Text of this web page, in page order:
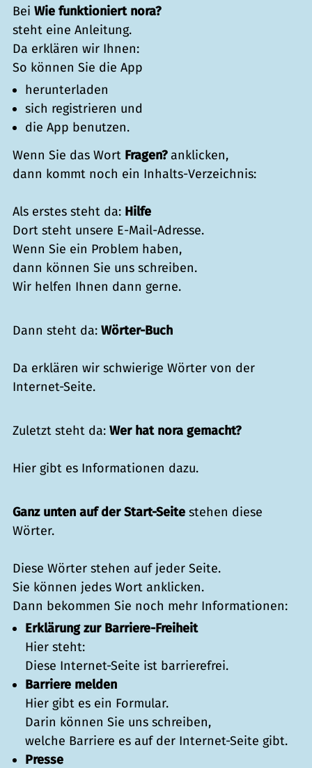
Bei Wie funktioniert nora?
steht eine Anleitung.
Da erklären wir Ihnen:
So können Sie die App
herunterladen
sich registrieren und
die App benutzen.
Wenn Sie das Wort Fragen?anklicken,
dann kommt noch ein Inhalts-Verzeichnis:
Als erstes steht da: Hilfe
Dort steht unsere E-Mail-Adresse.
Wenn Sie ein Problem haben,
dann können Sie uns schreiben.
Wir helfen Ihnen dann gerne.
Dann steht da: Wörter-Buch
Da erklären wir schwierige Wörter von der
Internet-Seite.
Zuletzt steht da: Wer hat nora gemacht?
Hier gibt es Informationen dazu.
Ganz unten auf der Start-Seite stehen diese
Wörter.
Diese Wörter stehen auf jeder Seite.
Sie können jedes Wort anklicken.
Dann bekommen Sie noch mehr Informationen:
Erklärung zur Barriere-Freiheit
Hier steht:
Diese Internet-Seite ist barrierefrei.
Barriere melden
Hier gibt es ein Formular.
Darin können Sie uns schreiben,
welche Barriere es auf der Internet-Seite gibt.
Presse